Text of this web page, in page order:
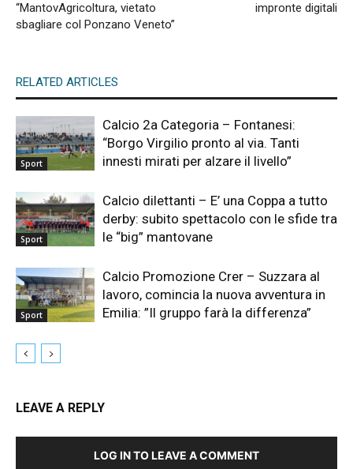
“MantovAgricoltura, vietato
sbagliare col Ponzano Veneto”
impronte digitali
RELATED ARTICLES
Sport
Calcio 2a Categoria – Fontanesi:
“Borgo Virgilio pronto al via. Tanti
innesti mirati per alzare il livello”
Sport
Calcio dilettanti – E’ una Coppa a tutto
derby: subito spettacolo con le sfide tra
le “big” mantovane
Sport
Calcio Promozione Crer – Suzzara al
lavoro, comincia la nuova avventura in
Emilia: ”Il gruppo farà la differenza”
LEAVE A REPLY
LOG IN TO LEAVE A COMMENT